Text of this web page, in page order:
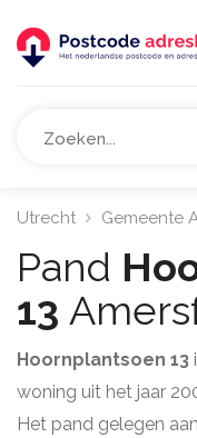
Utrecht Gemeente
Pand
13
Hoornplantsoen 13
woning uit het jaar
Het pand gelegen